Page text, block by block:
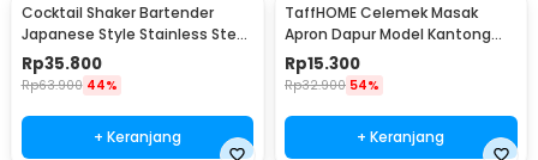
Cocktail Shaker Bartender
Japanese Style Stainless Steel
200ml
Rp35.800
Rp63.900 44%
+ Keranjang
TaffHOME Celemek Masak
Apron Dapur Model Kantong
Pola Spatula - JJ41
Rp15.300
Rp32.900 54%
+ Keranjang